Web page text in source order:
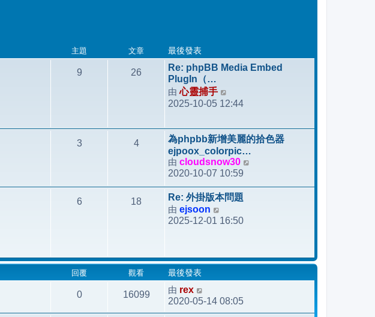
主題 文章 最後發表
9 26
Re: phpBB Media Embed
PlugIn（…
由心靈捕手
視
後
發
表
2025-10-05 12:44
3 4
為phpbb新增美麗的拾色器
ejpoox_colorpic…
由 cloudsnow30
最
2020-10-07 10:59
6 18
Re: 外掛版本問題
由 ejsoon
視
發
2025-12-01 16:50
回覆 觀看 最後發表
0 16099 由 rex
2020-05-14 08:05